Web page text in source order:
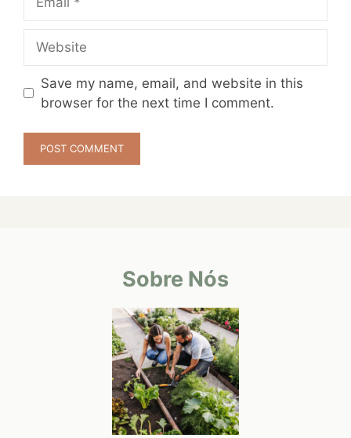
Save my name, email, and website in this
browser for the next time I comment.
Sobre Nós